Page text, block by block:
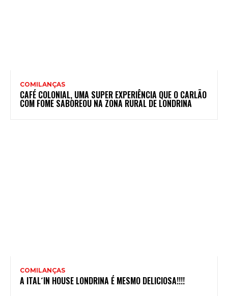
COMILANÇAS
CAFÉ COLONIAL, UMA SUPER EXPERIÊNCIA QUE O CARLÃO
COM FOME SABOREOU NA ZONA RURAL DE LONDRINA
COMILANÇAS
A ITAL´IN HOUSE LONDRINA É MESMO DELICIOSA!!!!